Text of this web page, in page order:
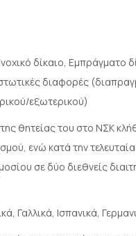
δίκαιο,
διαφορές
εξωτερικού)
θητείας του στο ΝΣΚ
ενώ κατά την
σε δύο διεθνείς
Γαλλικά, Ισπανικά,